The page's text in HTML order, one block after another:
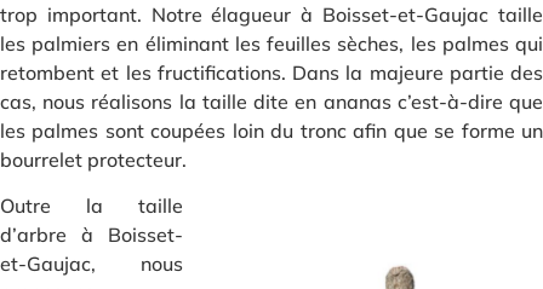
trop important. Notre élagueur à Boisset-et-Gaujac taille
les palmiers en éliminant les feuilles sèches, les palmes qui
retombent et les fructifications. Dans la majeure partie des
cas, nous réalisons la taille dite en ananas c’est-à-dire que
les palmes sont coupées loin du tronc afin que se forme un
bourrelet protecteur.
Outre la taille
d’arbre à Boisset-
et-Gaujac, nous